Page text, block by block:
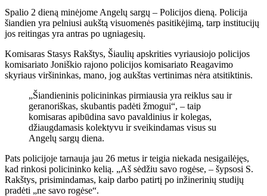
Spalio 2 dieną minėjome Angelų sargų – Policijos dieną. Policija
šiandien yra pelniusi aukštą visuomenės pasitikėjimą, tarp institucijų
jos reitingas yra antras po ugniagesių.
Komisaras Stasys Rakštys, Šiaulių apskrities vyriausiojo policijos
komisariato Joniškio rajono policijos komisariato Reagavimo
skyriaus viršininkas, mano, jog aukštas vertinimas nėra atsitiktinis.
„Šiandieninis policininkas pirmiausia yra reiklus sau ir
geranoriškas, skubantis padėti žmogui“, – taip
komisaras apibūdina savo pavaldinius ir kolegas,
džiaugdamasis kolektyvu ir sveikindamas visus su
Angelų sargų diena.
Pats policijoje tarnauja jau 26 metus ir teigia niekada nesigailėjęs,
kad rinkosi policininko kelią. „Aš sėdžiu savo rogėse, – šypsosi S.
Rakštys, prisimindamas, kaip darbo patirtį po inžinerinių studijų
pradėti „ne savo rogėse“.